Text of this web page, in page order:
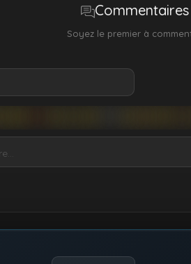
Commentaires
Soyez le premier à